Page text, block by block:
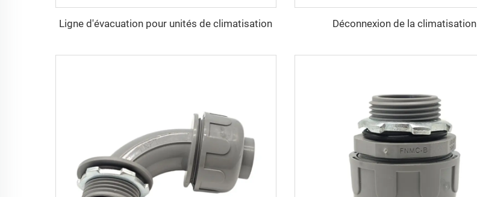
Ligne d'évacuation pour unités de climatisation Déconnexion de la climatisation